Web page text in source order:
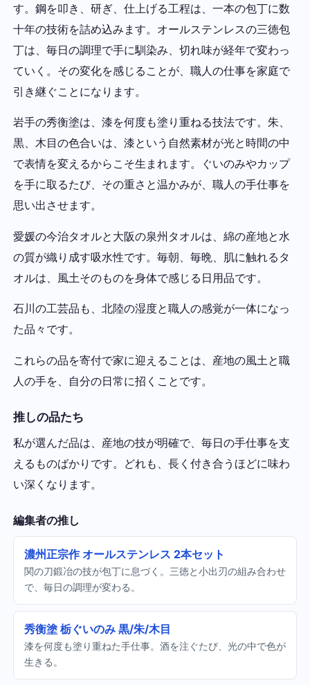
す。鋼を叩き、研ぎ、仕上げる工程は、一本の包丁に数
十年の技術を詰め込みます。オールステンレスの三徳包
丁は、毎日の調理で手に馴染み、切れ味が経年で変わっ
ていく。その変化を感じることが、職人の仕事を家庭で
引き継ぐことになります。
岩手の秀衡塗は、漆を何度も塗り重ねる技法です。朱、
黒、木目の色合いは、漆という自然素材が光と時間の中
で表情を変えるからこそ生まれます。ぐいのみやカップ
を手に取るたび、その重さと温かみが、職人の手仕事を
思い出させます。
愛媛の今治タオルと大阪の泉州タオルは、綿の産地と水
の質が織り成す吸水性です。毎朝、毎晩、肌に触れるタ
オルは、風土そのものを身体で感じる日用品です。
石川の工芸品も、北陸の湿度と職人の感覚が一体になっ
た品々です。
これらの品を寄付で家に迎えることは、産地の風土と職
人の手を、自分の日常に招くことです。
推しの品たち
私が選んだ品は、産地の技が明確で、毎日の手仕事を支
えるものばかりです。どれも、長く付き合うほどに味わ
い深くなります。
編集者の推し
濃州正宗作 オールステンレス 2本セット
関の刀鍛冶の技が包丁に息づく。三徳と小出刃の組み合わせ
で、毎日の調理が変わる。
秀衡塗 栃ぐいのみ 黒/朱/木目
漆を何度も塗り重ねた手仕事。酒を注ぐたび、光の中で色が
生きる。